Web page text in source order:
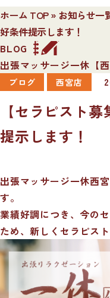
ホーム TOP» お知らせ一
好条件提示します！
BLOG
出張マッサージ一休【
ブログ 西宮店
【セラピスト
提示します！
出張マッサージ一休西
す。
業績好調につき、今の
ため、新しくセラピス